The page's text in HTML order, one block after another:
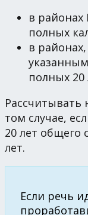
в районах
полных
в
полных 20
Рассчитывать
том случае,
20 лет общего
лет.
Если речь